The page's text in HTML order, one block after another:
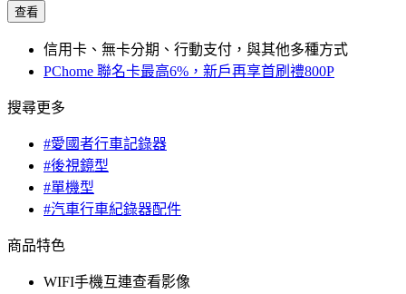
查看
信用卡、無卡分期、行動支付，與其他多種方式
PChome 聯名卡最高6%，新戶再享首刷禮800P
搜尋更多
#愛國者行車記錄器
#後視鏡型
#單機型
#汽車行車紀錄器配件
商品特色
WIFI手機互連查看影像